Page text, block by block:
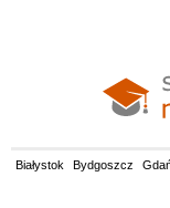
Białystok Bydgoszcz